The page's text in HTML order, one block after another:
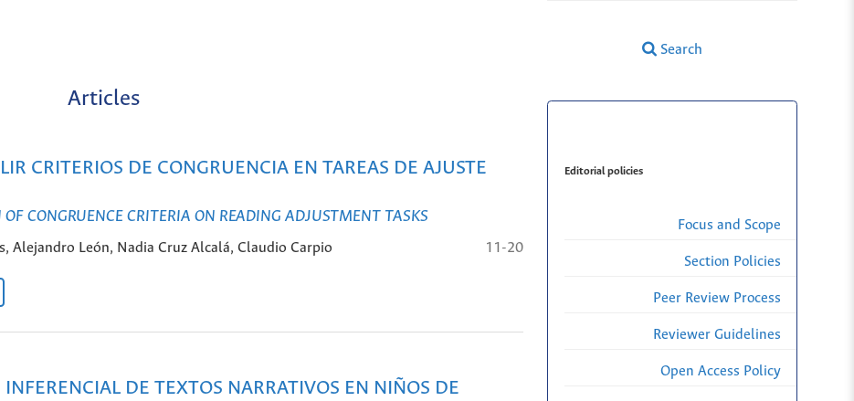
Search
Articles
CRITERIOS DE CONGRUENCIA EN TAREAS DE AJUSTE
CONGRUENCE CRITERIA ON READING ADJUSTMENT TASKS
Alejandro León, Nadia Cruz Alcalá, Claudio Carpio 11-20
DE TEXTOS NARRATIVOS EN NIÑOS DE
Editorial policies
Focus and Scope
Section Policies
Peer Review Process
Reviewer Guidelines
Open Access Policy